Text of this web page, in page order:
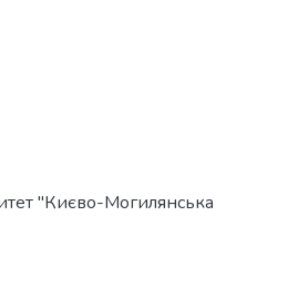
"Києво-Могилянська